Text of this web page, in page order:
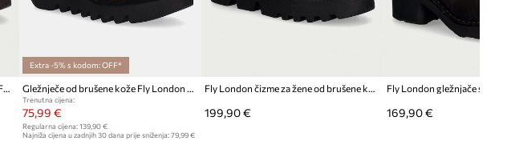
Fly London čizme za žene od kože ZUFY502FLY
Extra -5% s kodom: OFF*
Gležnječe od brušene kože Fly London BANN538FLY
Trenutna cijena:
75,99 €
Regularna cijena: 139,90 €
Najniža cijena u zadnjih 30 dana prije sniženja: 79,99 €
Fly London čizme za žene od brušene kože ZAVE500FLY
199,90 € 169,90 €